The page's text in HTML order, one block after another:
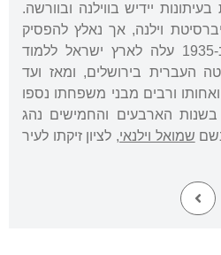
יידיש בווילנה ובוורשה.
וילנה, אך נאלץ להפסיק
מחמת קשיים כלכליים. ב-1935 עלה לארץ ישראל ללמוד
העברית בירושלים, ומאז ועד
ואחותו ורבים מבני משפחתו נספו
הארבעים והחמישים נהג
שמואל וילנאי, לציון זיקתו לעיר